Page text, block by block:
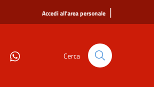
Accedi all'area personale |
Cerca